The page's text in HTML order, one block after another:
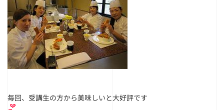
毎回、受講生の方から美味しいと大好評です